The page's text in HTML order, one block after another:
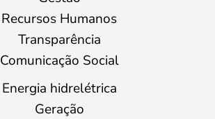
Recursos Humanos
Transparência
Comunicação Social
Energia hidrelétrica
Geração